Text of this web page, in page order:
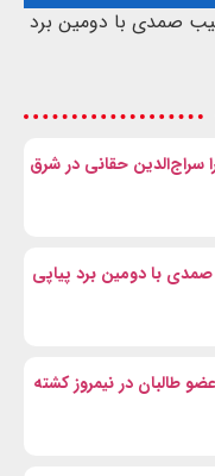
صمدی با دومین برد
سراج‌الدین حقانی در شرق
با دومین برد پیاپی
طالبان در نیمروز کشته